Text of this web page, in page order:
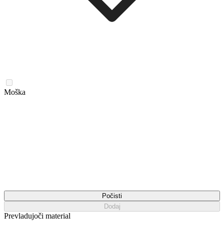
Moška
Počisti
Dodaj
Prevladujoči material